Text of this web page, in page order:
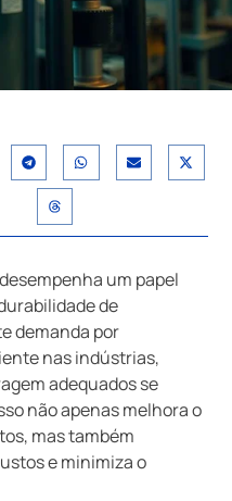
um papel
de
demanda por
nas indústrias,
adequados se
não apenas melhora o
mas também
e minimiza o